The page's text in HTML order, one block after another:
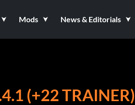
Mods News & Editorials
(+22 TRAINER)